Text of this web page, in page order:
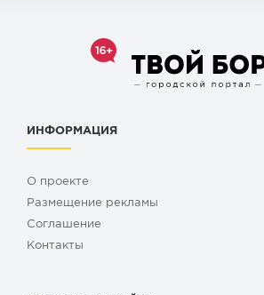
ИНФОРМАЦИЯ
О проекте
Размещение рекламы
Cоглашение
Контакты